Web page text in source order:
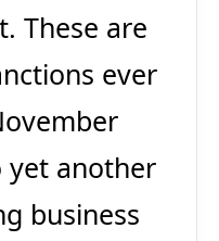
These are
ever
another
business